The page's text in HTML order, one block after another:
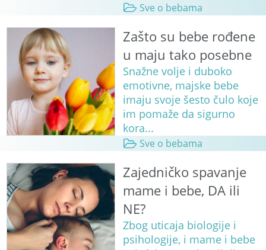
Sve o bebama
Zašto su bebe rođene
u maju tako posebne
Snažne volje i duboko
emotivne, majske bebe
imaju svoje šesto čulo koje
im pomaže da sigurno
kora...
Sve o bebama
Zajedničko spavanje
mame i bebe, DA ili
NE?
Zbog uticaja biologije i
psihologije, i mame i bebe